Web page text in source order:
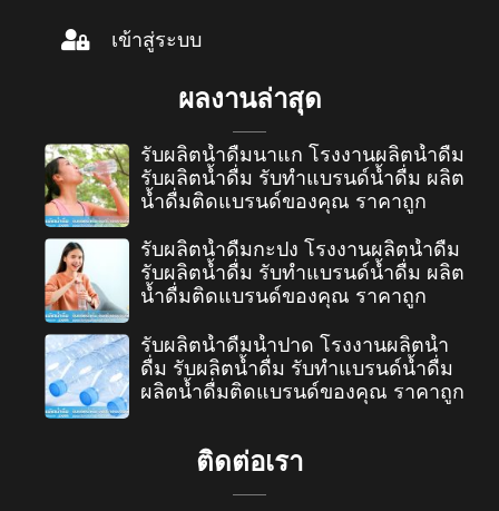
เข้าสู่ระบบ
ผลงานล่าสุด
รับผลิตน้ำดื่มนาแก โรงงานผลิตน้ำดื่ม
รับผลิตน้ำดื่ม รับทำแบรนด์น้ำดื่ม ผลิต
น้ำดื่มติดแบรนด์ของคุณ ราคาถูก
รับผลิตน้ำดื่มกะปง โรงงานผลิตน้ำดื่ม
รับผลิตน้ำดื่ม รับทำแบรนด์น้ำดื่ม ผลิต
น้ำดื่มติดแบรนด์ของคุณ ราคาถูก
รับผลิตน้ำดื่มน้ำปาด โรงงานผลิตน้ำ
ดื่ม รับผลิตน้ำดื่ม รับทำแบรนด์น้ำดื่ม
ผลิตน้ำดื่มติดแบรนด์ของคุณ ราคาถูก
ติดต่อเรา